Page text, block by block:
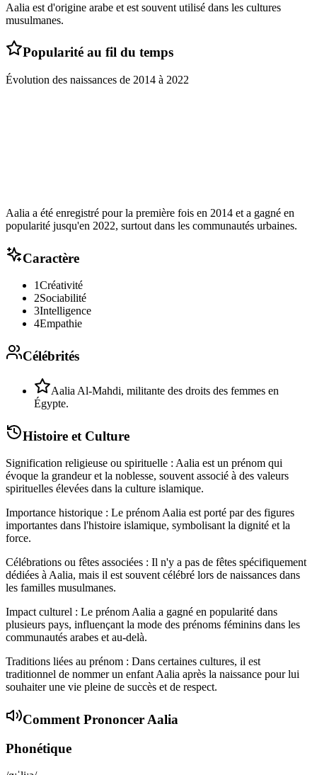
Aalia est d'origine arabe et est souvent utilisé dans les cultures
musulmanes.
Popularité au fil du temps
Évolution des naissances de 2014 à 2022
Aalia a été enregistré pour la première fois en 2014 et a gagné en
popularité jusqu'en 2022, surtout dans les communautés urbaines.
Caractère
1Créativité
2Sociabilité
3Intelligence
4Empathie
Célébrités
Aalia Al-Mahdi, militante des droits des femmes en
Égypte.
Histoire et Culture
Signification religieuse ou spirituelle : Aalia est un prénom qui
évoque la grandeur et la noblesse, souvent associé à des valeurs
spirituelles élevées dans la culture islamique.
Importance historique : Le prénom Aalia est porté par des figures
importantes dans l'histoire islamique, symbolisant la dignité et la
force.
Célébrations ou fêtes associées : Il n'y a pas de fêtes spécifiquement
dédiées à Aalia, mais il est souvent célébré lors de naissances dans
les familles musulmanes.
Impact culturel : Le prénom Aalia a gagné en popularité dans
plusieurs pays, influençant la mode des prénoms féminins dans les
communautés arabes et au-delà.
Traditions liées au prénom : Dans certaines cultures, il est
traditionnel de nommer un enfant Aalia après la naissance pour lui
souhaiter une vie pleine de succès et de respect.
Comment Prononcer Aalia
Phonétique